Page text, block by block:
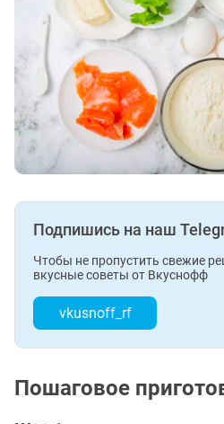
Подпишись на наш
Чтобы не пропустить свежие
вкусные советы от Вкуснофф
vkusnoff_rf
Пошаговое